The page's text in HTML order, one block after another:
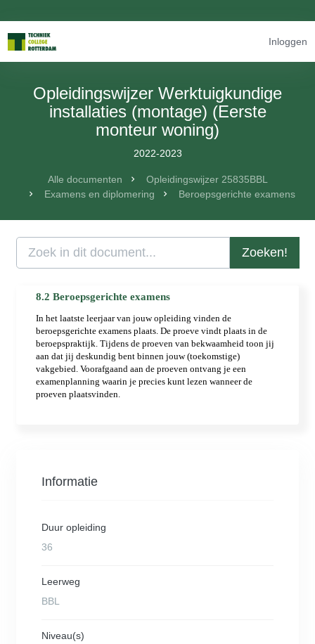
Inloggen
Opleidingswijzer Werktuigkundige
installaties (montage) (Eerste
monteur woning)
2022-2023
Alle documenten
Opleidingswijzer 25835BBL
Examens en diplomering
Beroepsgerichte examens
Zoeken!
Informatie
Duur opleiding
36
Leerweg
BBL
Niveau(s)